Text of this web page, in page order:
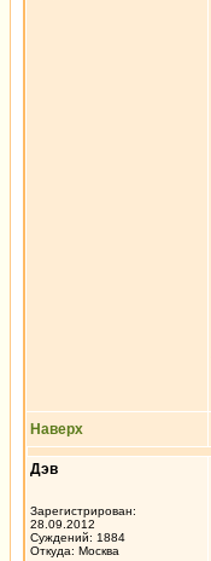
Наверх
Дэв
Зарегистрирован:
28.09.2012
Суждений: 1884
Откуда: Москва